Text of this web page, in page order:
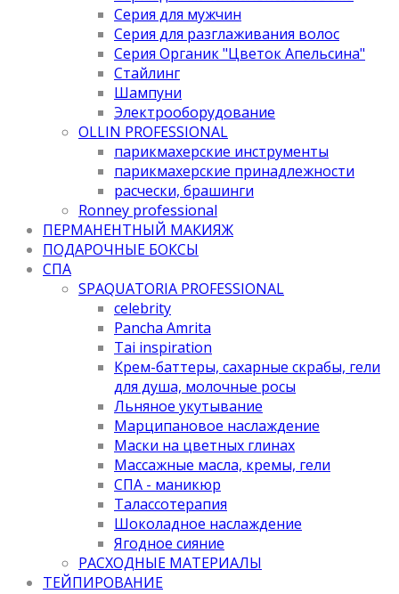
Серия для мужчин
Серия для разглаживания волос
Серия Органик "Цветок Апельсина"
Стайлинг
Шампуни
Электрооборудование
OLLIN PROFESSIONAL
парикмахерские инструменты
парикмахерские принадлежности
расчески, брашинги
Ronney professional
ПЕРМАНЕНТНЫЙ МАКИЯЖ
ПОДАРОЧНЫЕ БОКСЫ
СПА
SPAQUATORIA PROFESSIONAL
celebrity
Pancha Amrita
Tai inspiration
Крем-баттеры, сахарные скрабы, гели
для душа, молочные росы
Льняное укутывание
Марципановое наслаждение
Маски на цветных глинах
Массажные масла, кремы, гели
СПА - маникюр
Талассотерапия
Шоколадное наслаждение
Ягодное сияние
РАСХОДНЫЕ МАТЕРИАЛЫ
ТЕЙПИРОВАНИЕ